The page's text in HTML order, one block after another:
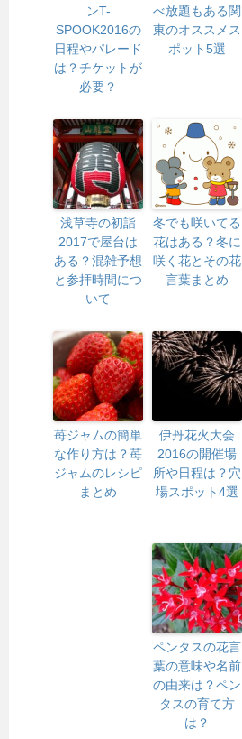
ンT-
SPOOK2016の
日程やパレード
は？チケットが
必要？
べ放題もある関
東のオススメス
ポット5選
浅草寺の初詣
2017で屋台は
ある？混雑予想
と参拝時間につ
いて
冬でも咲いてる
花はある？冬に
咲く花とその花
言葉まとめ
苺ジャムの簡単
な作り方は？苺
ジャムのレシピ
まとめ
伊丹花火大会
2016の開催場
所や日程は？穴
場スポット4選
ペンタスの花言
葉の意味や名前
の由来は？ペン
タスの育て方
は？